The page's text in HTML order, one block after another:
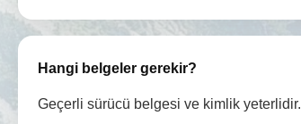
Hangi belgeler gerekir?
Geçerli sürücü belgesi ve kimlik yeterlidir.